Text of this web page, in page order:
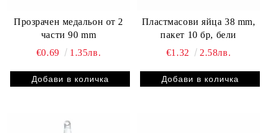
Прозрачен медальон от 2
части 90 mm
€0.69
1.35лв.
Пластмасови яйца 38 mm,
пакет 10 бр, бели
€1.32
2.58лв.